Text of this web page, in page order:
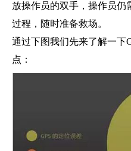
放操作员的双手，操作员仍
过程，随时准备救场。
通过下图我们先来了解一下
点：